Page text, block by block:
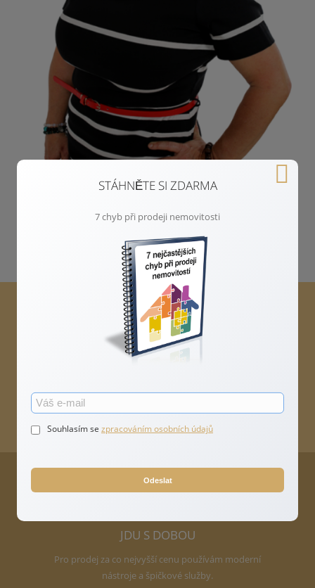
JDU S DOBOU
Pro prodej za co nejvyšší cenu používám moderní
nástroje a špičkové služby.
STÁHNĚTE SI ZDARMA
7 chyb při prodeji nemovitosti
Souhlasím se zpracováním osobních údajů
Odeslat